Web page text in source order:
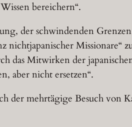
bereichern“.
der schwindenden
nichtjapanischer Missionare“
das Mitwirken der
aber nicht ersetzen“.
der mehrtägige Besuch von